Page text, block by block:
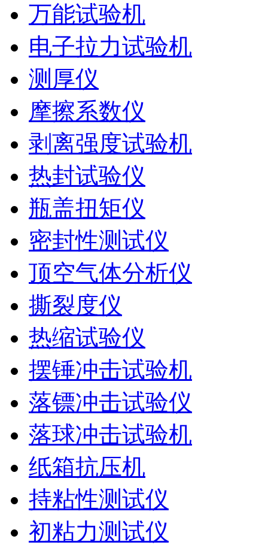
万能试验机
电子拉力试验机
测厚仪
摩擦系数仪
剥离强度试验机
热封试验仪
瓶盖扭矩仪
密封性测试仪
顶空气体分析仪
撕裂度仪
热缩试验仪
摆锤冲击试验机
落镖冲击试验仪
落球冲击试验机
纸箱抗压机
持粘性测试仪
初粘力测试仪